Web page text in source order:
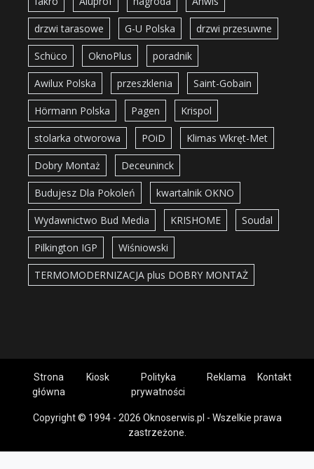
drzwi tarasowe G-U Polska drzwi przesuwne
Schüco OknoPlus poradnik
Awilux Polska przeszklenia Saint-Gobain
Hörmann Polska Pagen Krispol
stolarka otworowa POiD Klimas Wkręt-Met
Dobry Montaż Deceuninck
Budujesz Dla Pokoleń kwartalnik OKNO
Wydawnictwo Bud Media KRISHOME Soudal
Pilkington IGP Wiśniowski
TERMOMODERNIZACJA plus DOBRY MONTAŻ
Strona
główna
Kiosk
Polityka
prywatności
Reklama Kontakt
Copyright © 1994 - 2026 Oknoserwis.pl - Wszelkie prawa
zastrzeżone.